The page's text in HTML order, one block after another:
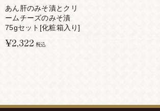
あん肝のみそ漬とクリ
ームチーズのみそ漬
75gセット[化粧箱入り]
¥2,322 税込